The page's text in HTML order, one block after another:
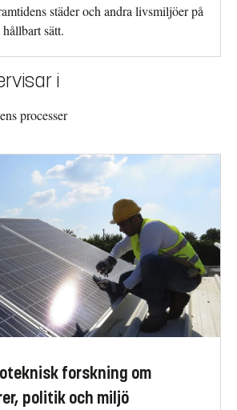
städer och andra livsmiljöer på
sätt.
i
processer
forskning om
politik och miljö